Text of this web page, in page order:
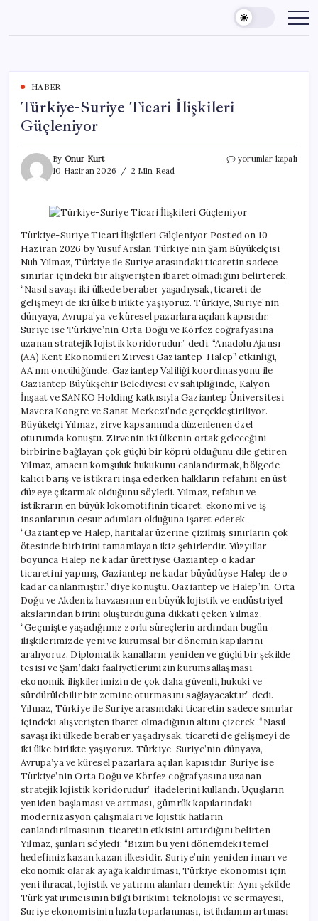
content
HABER
Türkiye-Suriye Ticari İlişkileri
Güçleniyor
By Onur Kurt
10 Haziran 2026
2 Min Read
Türkiye-
için
yorumlar kapalı
Türkiye-Suriye Ticari İlişkileri Güçleniyor Posted on 10
Haziran 2026 by Yusuf Arslan Türkiye’nin Şam Büyükelçisi
Nuh Yılmaz, Türkiye ile Suriye arasındaki ticaretin sadece
sınırlar içindeki bir alışverişten ibaret olmadığını belirterek,
“Nasıl savaşı iki ülkede beraber yaşadıysak, ticareti de
gelişmeyi de iki ülke birlikte yaşıyoruz. Türkiye, Suriye’nin
dünyaya, Avrupa’ya ve küresel pazarlara açılan kapısıdır.
Suriye ise Türkiye’nin Orta Doğu ve Körfez coğrafyasına
uzanan stratejik lojistik koridorudur.” dedi. “Anadolu Ajansı
(AA) Kent Ekonomileri Zirvesi Gaziantep-Halep” etkinliği,
AA’nın öncülüğünde, Gaziantep Valiliği koordinasyonu ile
Gaziantep Büyükşehir Belediyesi ev sahipliğinde, Kalyon
İnşaat ve SANKO Holding katkısıyla Gaziantep Üniversitesi
Mavera Kongre ve Sanat Merkezi’nde gerçekleştiriliyor.
Büyükelçi Yılmaz, zirve kapsamında düzenlenen özel
oturumda konuştu. Zirvenin iki ülkenin ortak geleceğini
birbirine bağlayan çok güçlü bir köprü olduğunu dile getiren
Yılmaz, amacın komşuluk hukukunu canlandırmak, bölgede
kalıcı barış ve istikrarı inşa ederken halkların refahını en üst
düzeye çıkarmak olduğunu söyledi. Yılmaz, refahın ve
istikrarın en büyük lokomotifinin ticaret, ekonomi ve iş
insanlarının cesur adımları olduğuna işaret ederek,
“Gaziantep ve Halep, haritalar üzerine çizilmiş sınırların çok
ötesinde birbirini tamamlayan ikiz şehirlerdir. Yüzyıllar
boyunca Halep ne kadar ürettiyse Gaziantep o kadar
ticaretini yapmış, Gaziantep ne kadar büyüdüyse Halep de o
kadar canlanmıştır.” diye konuştu. Gaziantep ve Halep’in, Orta
Doğu ve Akdeniz havzasının en büyük lojistik ve endüstriyel
akslarından birini oluşturduğuna dikkati çeken Yılmaz,
“Geçmişte yaşadığımız zorlu süreçlerin ardından bugün
ilişkilerimizde yeni ve kurumsal bir dönemin kapılarını
aralıyoruz. Diplomatik kanalların yeniden ve güçlü bir şekilde
tesisi ve Şam’daki faaliyetlerimizin kurumsallaşması,
ekonomik ilişkilerimizin de çok daha güvenli, hukuki ve
sürdürülebilir bir zemine oturmasını sağlayacaktır.” dedi.
Yılmaz, Türkiye ile Suriye arasındaki ticaretin sadece sınırlar
içindeki alışverişten ibaret olmadığının altını çizerek, “Nasıl
savaşı iki ülkede beraber yaşadıysak, ticareti de gelişmeyi de
iki ülke birlikte yaşıyoruz. Türkiye, Suriye’nin dünyaya,
Avrupa’ya ve küresel pazarlara açılan kapısıdır. Suriye ise
Türkiye’nin Orta Doğu ve Körfez coğrafyasına uzanan
stratejik lojistik koridorudur.” ifadelerini kullandı. Uçuşların
yeniden başlaması ve artması, gümrük kapılarındaki
modernizasyon çalışmaları ve lojistik hatların
canlandırılmasının, ticaretin etkisini artırdığını belirten
Yılmaz, şunları söyledi: “Bizim bu yeni dönemdeki temel
hedefimiz kazan kazan ilkesidir. Suriye’nin yeniden imarı ve
ekonomik olarak ayağa kaldırılması, Türkiye ekonomisi için
yeni ihracat, lojistik ve yatırım alanları demektir. Aynı şekilde
Türk yatırımcısının bilgi birikimi, teknolojisi ve sermayesi,
Suriye ekonomisinin hızla toparlanması, istihdamın artması